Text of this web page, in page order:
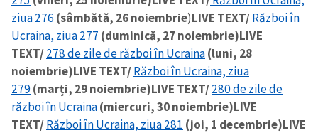
ziua 276 (sâmbătă, 26 noiembrie)LIVE TEXT/Război în
Ucraina, ziua 277 (duminică, 27 noiembrie)LIVE
TEXT/278 de zile de război în Ucraina(luni, 28
noiembrie)LIVE TEXT/Război în Ucraina, ziua
279(marți, 29 noiembrie)LIVE TEXT/280 de zile de
război în Ucraina(miercuri, 30 noiembrie)LIVE
TEXT/Război în Ucraina, ziua 281 (joi, 1 decembrie)LIVE